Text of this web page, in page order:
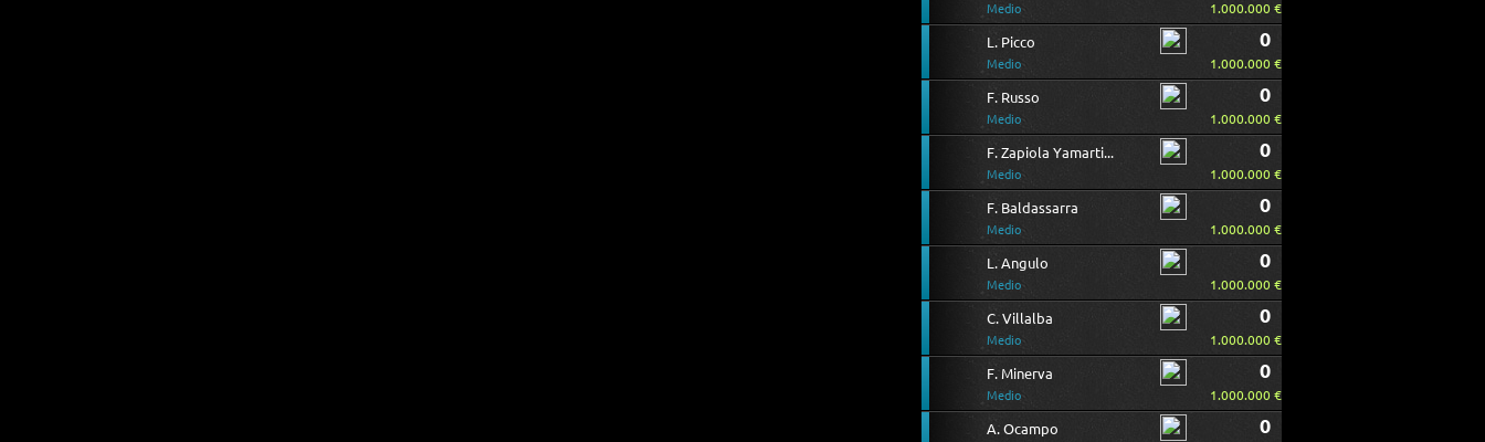
Medio 1.000.000 €
L. Picco
Medio
0
1.000.000 €
F. Russo
Medio
0
1.000.000 €
F. Zapiola Yamartino
Medio
0
1.000.000 €
F. Baldassarra
Medio
0
1.000.000 €
L. Angulo
Medio
0
1.000.000 €
C. Villalba
Medio
0
1.000.000 €
F. Minerva
Medio
0
1.000.000 €
A. Ocampo 0